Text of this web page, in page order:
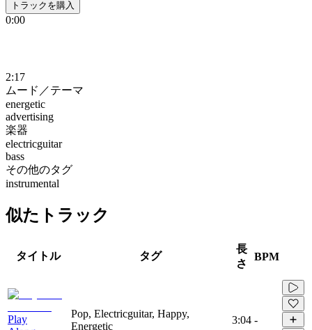
トラックを購入
0:00
2:17
ムード／テーマ
energetic
advertising
楽器
electricguitar
bass
その他のタグ
instrumental
似たトラック
タイトル タグ
長
さ
BPM
Play
Pop, Electricguitar, Happy,
Energetic
3:04 -